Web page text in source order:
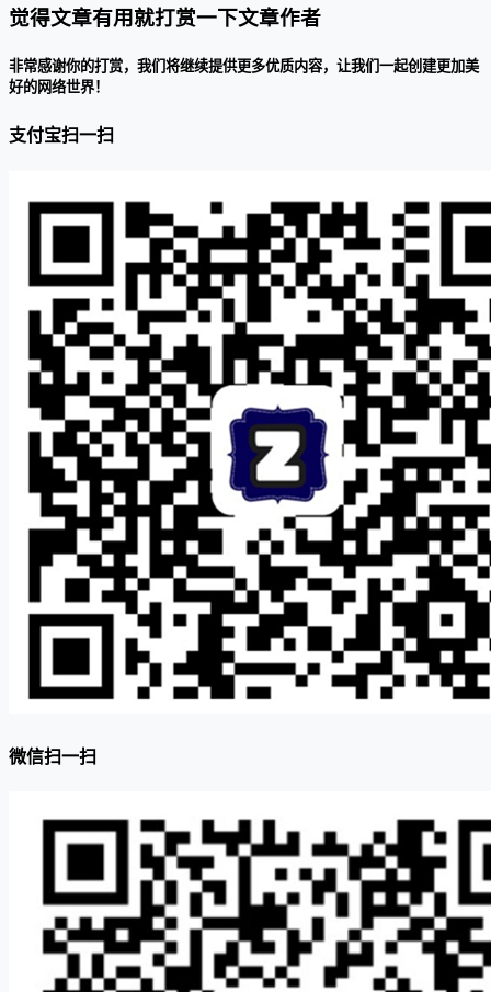
觉得文章有用就打赏一下文章作者
非常感谢你的打赏，我们将继续提供更多优质内容，让我们一起创建更加美
好的网络世界！
支付宝扫一扫
微信扫一扫